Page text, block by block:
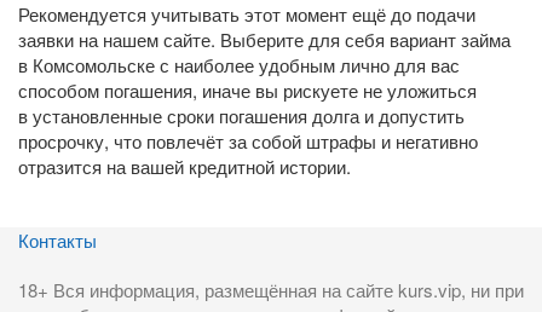
Рекомендуется учитывать этот момент ещё до подачи
заявки на нашем сайте. Выберите для себя вариант займа
в Комсомольске с наиболее удобным лично для вас
способом погашения, иначе вы рискуете не уложиться
в установленные сроки погашения долга и допустить
просрочку, что повлечёт за собой штрафы и негативно
отразится на вашей кредитной истории.
Контакты
18+ Вся информация, размещённая на сайте kurs.vip, ни при